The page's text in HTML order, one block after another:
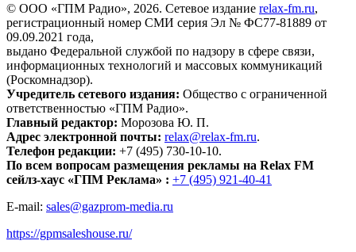
© ООО «ГПМ Радио», 2026. Сетевое издание relax-fm.ru,
регистрационный номер СМИ серия Эл № ФС77-81889 от
09.09.2021 года,
выдано Федеральной службой по надзору в сфере связи,
информационных технологий и массовых коммуникаций
(Роскомнадзор).
Учредитель сетевого издания: Общество с ограниченной
ответственностью «ГПМ Радио».
Главный редактор: Морозова Ю. П.
Адрес электронной почты: relax@relax-fm.ru.
Телефон редакции: +7 (495) 730-10-10.
По всем вопросам размещения рекламы на Relax FM
сейлз-хаус «ГПМ Реклама» : +7 (495) 921-40-41
E-mail: sales@gazprom-media.ru
https://gpmsaleshouse.ru/